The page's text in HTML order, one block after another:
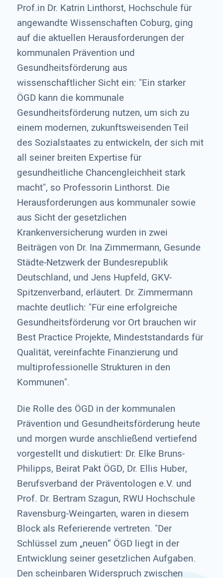
Prof.in Dr. Katrin Linthorst, Hochschule für
angewandte Wissenschaften Coburg, ging
auf die aktuellen Herausforderungen der
kommunalen Prävention und
Gesundheitsförderung aus
wissenschaftlicher Sicht ein: "Ein starker
ÖGD kann die kommunale
Gesundheitsförderung nutzen, um sich zu
einem modernen, zukunftsweisenden Teil
des Sozialstaates zu entwickeln, der sich mit
all seiner breiten Expertise für
gesundheitliche Chancengleichheit stark
macht", so Professorin Linthorst. Die
Herausforderungen aus kommunaler sowie
aus Sicht der gesetzlichen
Krankenversicherung wurden in zwei
Beiträgen von Dr. Ina Zimmermann, Gesunde
Städte-Netzwerk der Bundesrepublik
Deutschland, und Jens Hupfeld, GKV-
Spitzenverband, erläutert. Dr. Zimmermann
machte deutlich: "Für eine erfolgreiche
Gesundheitsförderung vor Ort brauchen wir
Best Practice Projekte, Mindeststandards für
Qualität, vereinfachte Finanzierung und
multiprofessionelle Strukturen in den
Kommunen".
Die Rolle des ÖGD in der kommunalen
Prävention und Gesundheitsförderung heute
und morgen wurde anschließend vertiefend
vorgestellt und diskutiert: Dr. Elke Bruns-
Philipps, Beirat Pakt ÖGD, Dr. Ellis Huber,
Berufsverband der Präventologen e.V. und
Prof. Dr. Bertram Szagun, RWU Hochschule
Ravensburg-Weingarten, waren in diesem
Block als Referierende vertreten. "Der
Schlüssel zum „neuen“ ÖGD liegt in der
Entwicklung seiner gesetzlichen Aufgaben.
Den scheinbaren Widerspruch zwischen